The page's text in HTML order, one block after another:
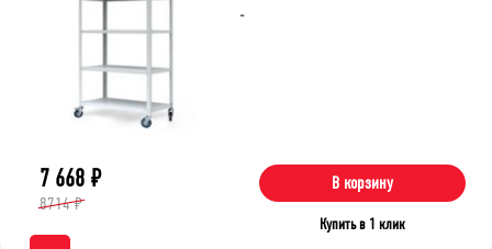
-
7 668 ₽
8714 ₽
В корзину
Купить в 1 клик